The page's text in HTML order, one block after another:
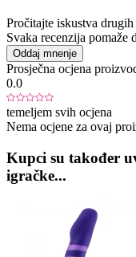
Pročitajte iskustva
Svaka recenzija pomaže
Oddaj mnenje
Prosječna ocjena
0.0
temeljem svih ocjena
Nema ocjene za ovaj
Kupci su također
igračke...